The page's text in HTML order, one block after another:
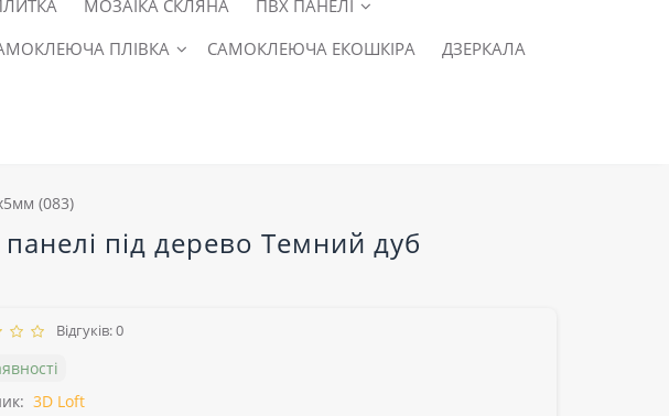
МОЗАЇКА СКЛЯНА
ПВХ ПАНЕЛІ
ПЛІВКА САМОКЛЕЮЧА ЕКОШКІРА ДЗЕРКАЛА
(083)
під дерево Темний дуб
Відгуків: 0
3D Loft